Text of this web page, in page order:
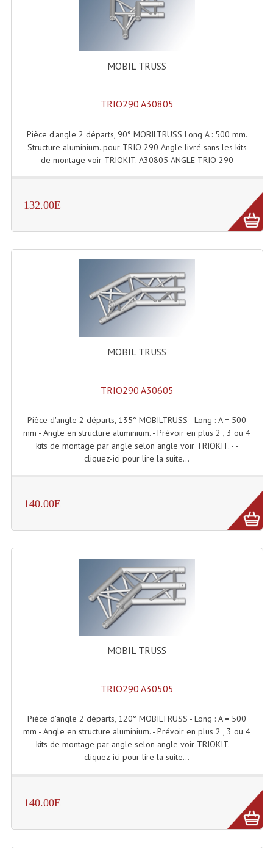
Enceintes Autonomes Portables Amplifiées
Enceintes Hifi
Enceintes Monitoring
Haut Parleurs Sono
Filtres Passifs
Lecteurs Audio & Sources
Platines Disque Vinyles
Lecteurs Cd À Plats
Lecteurs Cd À Plats Lecteur MP3
Lecteurs Double Cd MP3
Minidisc
Digital Package Et Logiciel
Microphones Scène Et Studio
Microphones Filaires
Micro Sans Fil HF VHF 200MHZ
Micros De Studio
Microphones De Surface
Multi-Effets, Reverbes Etc...
Peripheriques Traitements Et Accessoires
MOBIL TRUSS
TRIO290 A30805
Pièce d'angle 2 départs, 90° MOBILTRUSS Long A : 500 mm.
Structure aluminium. pour TRIO 290 Angle livré sans les kits
de montage voir TRIOKIT. A30805 ANGLE TRIO 290
132.00E
MOBIL TRUSS
TRIO290 A30605
Pièce d'angle 2 départs, 135° MOBILTRUSS - Long : A = 500
mm - Angle en structure aluminium. - Prévoir en plus 2 , 3 ou 4
kits de montage par angle selon angle voir TRIOKIT. - -
cliquez-ici pour lire la suite...
140.00E
MOBIL TRUSS
TRIO290 A30505
Pièce d'angle 2 départs, 120° MOBILTRUSS - Long : A = 500
mm - Angle en structure aluminium. - Prévoir en plus 2 , 3 ou 4
kits de montage par angle selon angle voir TRIOKIT. - -
cliquez-ici pour lire la suite...
140.00E